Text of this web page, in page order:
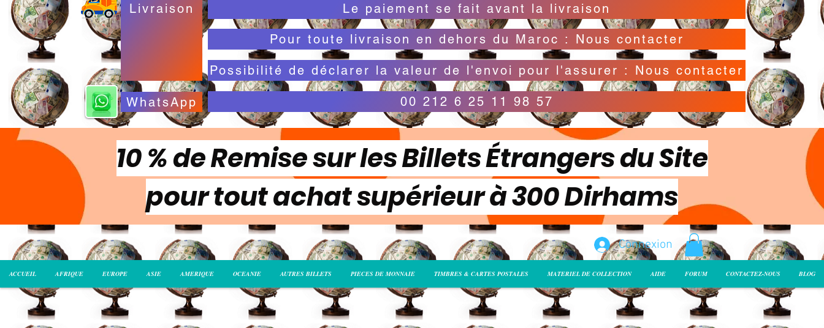
Livraison Le paiement se fait avant la livraison
Pour toute livraison en dehors du Maroc : Nous contacter
Possibilité de déclarer la valeur de l'envoi pour l'assurer : Nous contacter
WhatsApp 00 212 6 25 11 98 57
10 % de Remise sur les Billets Étrangers du Site
pour tout achat supérieur à 300 Dirhams
Connexion
ACCUEIL AFRIQUE EUROPE ASIE AMERIQUE OCEANIE AUTRES BILLETS PIECES DE MONNAIE TIMBRES & CARTES POSTALES MATERIEL DE COLLECTION AIDE FORUM CONTACTEZ-NOUS BLOG